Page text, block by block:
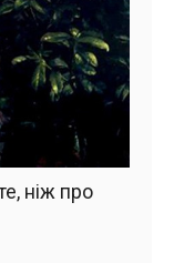
ніж про